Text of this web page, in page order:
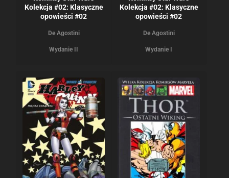
Kolekcja #02: Klasyczne
opowieści #02
De Agostini
Wydanie II
Kolekcja #02: Klasyczne
opowieści #02
De Agostini
Wydanie I